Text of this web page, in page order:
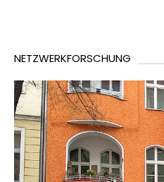
NETZWERKFORSCHUNG